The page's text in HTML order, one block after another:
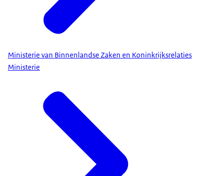
Ministerie van Binnenlandse Zaken en Koninkrijksrelaties
Ministerie